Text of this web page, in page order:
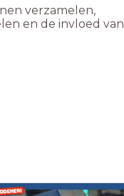
verzamelen,
en de invloed van